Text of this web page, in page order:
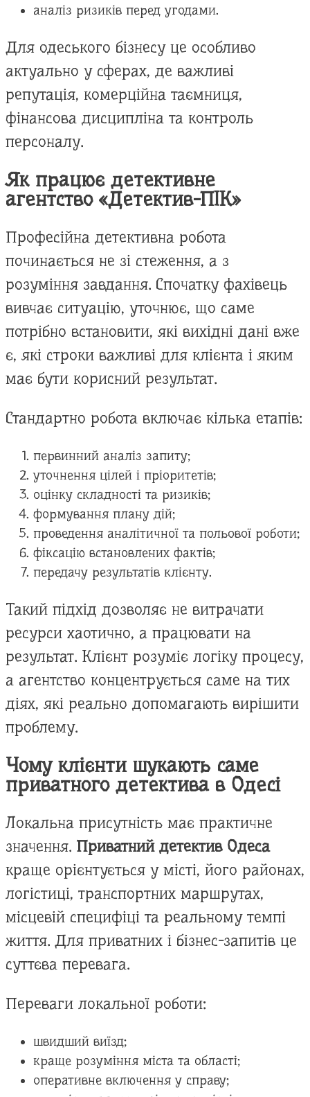
аналіз ризиків перед угодами.
Для одеського бізнесу це особливо
актуально у сферах, де важливі
репутація, комерційна таємниця,
фінансова дисципліна та контроль
персоналу.
Як працює детективне
агентство «Детектив-ПІК»
Професійна детективна робота
починається не зі стеження, а з
розуміння завдання. Спочатку фахівець
вивчає ситуацію, уточнює, що саме
потрібно встановити, які вихідні дані вже
є, які строки важливі для клієнта і яким
має бути корисний результат.
Стандартно робота включає кілька етапів:
первинний аналіз запиту;
уточнення цілей і пріоритетів;
оцінку складності та ризиків;
формування плану дій;
проведення аналітичної та польової роботи;
фіксацію встановлених фактів;
передачу результатів клієнту.
Такий підхід дозволяє не витрачати
ресурси хаотично, а працювати на
результат. Клієнт розуміє логіку процесу,
а агентство концентрується саме на тих
діях, які реально допомагають вирішити
проблему.
Чому клієнти шукають саме
приватного детектива в Одесі
Локальна присутність має практичне
значення. Приватний детектив Одеса
краще орієнтується у місті, його районах,
логістиці, транспортних маршрутах,
місцевій специфіці та реальному темпі
життя. Для приватних і бізнес-запитів це
суттєва перевага.
Переваги локальної роботи:
швидший виїзд;
краще розуміння міста та області;
оперативне включення у справу;